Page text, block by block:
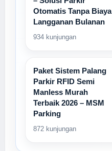
Otomatis Tanpa Biaya
Langganan Bulanan
934 kunjungan
Paket Sistem Palang
Parkir RFID Semi
Manless Murah
Terbaik 2026 – MSM
Parking
872 kunjungan